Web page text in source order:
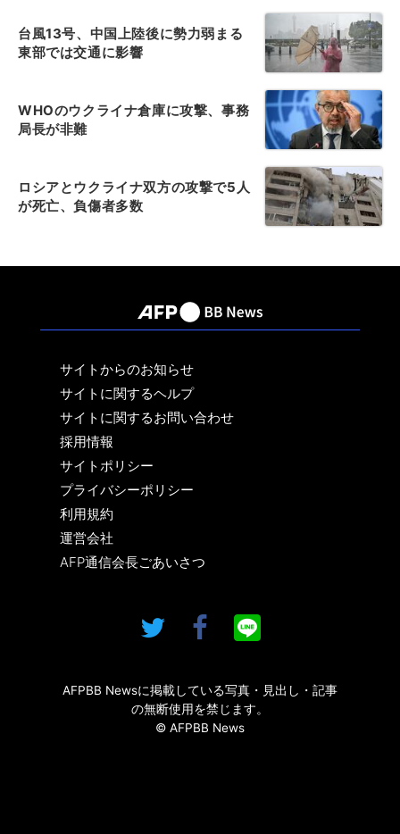
台風13号、中国上陸後に勢力弱まる
東部では交通に影響
WHOのウクライナ倉庫に攻撃、事務
局長が非難
ロシアとウクライナ双方の攻撃で5人
が死亡、負傷者多数
サイトからのお知らせ
サイトに関するヘルプ
サイトに関するお問い合わせ
採用情報
サイトポリシー
プライバシーポリシー
利用規約
運営会社
AFP通信会長ごあいさつ
AFPBB Newsに掲載している写真・見出し・記事
の無断使用を禁じます。
© AFPBB News